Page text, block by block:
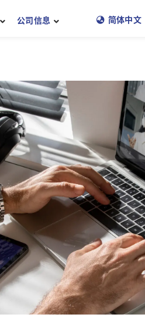
公司信息 简体中文